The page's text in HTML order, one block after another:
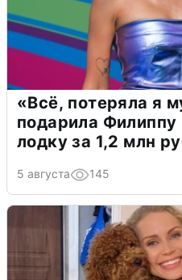
«Всё, потеряла я
подарила
лодку за 1,2 млн
5 августа 145